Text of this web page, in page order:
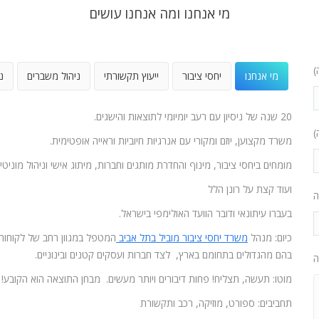
מי אנחנו ומה אנחנו עושים
מי אנחנו יחסי ציבור ייעוץ תקשורתי ניהול משברים
20 שנה של ניסיון עם רעב יומיומי לתוצאות והישגים.
משרד מקצוען, יוזם ומקורי עם אנרגיות חיוביות וראייה אופטימית.
מומחים ביחסי ציבור, מינוף והחדרת מותגים וחברות, מיתוג אישי וניהול
ועוד קצת על רונן הלל
בעברו עיתונאי ודובר הוועד האולימפי בישראל.
כיום: מנהל משרד יחסי ציבור מוביל בתל אביב המטפל במגוון רחב של
בהם מהגדולים בתחומם בארץ, לצד חברות ועסקים קטנים ובינוניים.
מוטו: תעשה, תצליח! פחות דיבורים ויותר מעשים. מבחן התוצאה הוא הקובע!
תחביבים: ספורט, מוזיקה, רכב ותקשורת